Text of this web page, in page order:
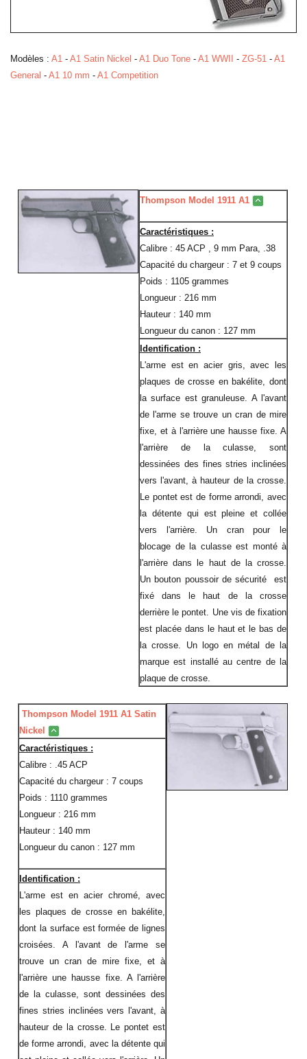
Modèles : A1 - A1 Satin Nickel - A1 Duo Tone - A1 WWII - ZG-51 - A1
General - A1 10 mm - A1 Competition
Thompson Model 1911 A1
Caractéristiques :
Calibre : 45 ACP , 9 mm Para, .38
Capacité du chargeur : 7 et 9 coups
Poids : 1105 grammes
Longueur : 216 mm
Hauteur : 140 mm
Longueur du canon : 127 mm
Identification :
L'arme est en acier gris, avec les
plaques de crosse en bakélite, dont
la surface est granuleuse. A l'avant
de l'arme se trouve un cran de mire
fixe, et à l'arrière une hausse fixe. A
l'arrière de la culasse, sont
dessinées des fines stries inclinées
vers l'avant, à hauteur de la crosse.
Le pontet est de forme arrondi, avec
la détente qui est pleine et collée
vers l'arrière. Un cran pour le
blocage de la culasse est monté à
l'arrière dans le haut de la crosse.
Un bouton poussoir de sécurité est
fixé dans le haut de la crosse
derrière le pontet. Une vis de fixation
est placée dans le haut et le bas de
la crosse. Un logo en métal de la
marque est installé au centre de la
plaque de crosse.
Thompson Model 1911 A1 Satin
Nickel
Caractéristiques :
Calibre : .45 ACP
Capacité du chargeur : 7 coups
Poids : 1110 grammes
Longueur : 216 mm
Hauteur : 140 mm
Longueur du canon : 127 mm
Identification :
L'arme est en acier chromé, avec
les plaques de crosse en bakélite,
dont la surface est formée de lignes
croisées. A l'avant de l'arme se
trouve un cran de mire fixe, et à
l'arrière une hausse fixe. A l'arrière
de la culasse, sont dessinées des
fines stries inclinées vers l'avant, à
hauteur de la crosse. Le pontet est
de forme arrondi, avec la détente qui